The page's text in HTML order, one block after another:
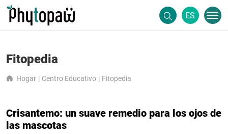
ES
Fitopedia
Hogar Centro Educativo Fitopedia
Crisantemo: un suave remedio para los ojos de
las mascotas